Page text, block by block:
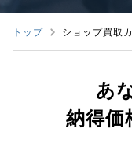
トップ ショップ買取
あ
納得価